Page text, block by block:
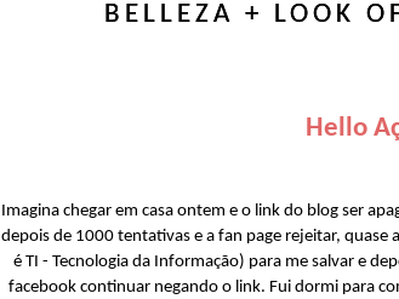
BELLEZA + LOOK
Hello
Imagina chegar em casa ontem e o link do blog ser
depois de 1000 tentativas e a fan page rejeitar, quase
é TI - Tecnologia da Informação) para me salvar e
facebook continuar negando o link. Fui dormi para